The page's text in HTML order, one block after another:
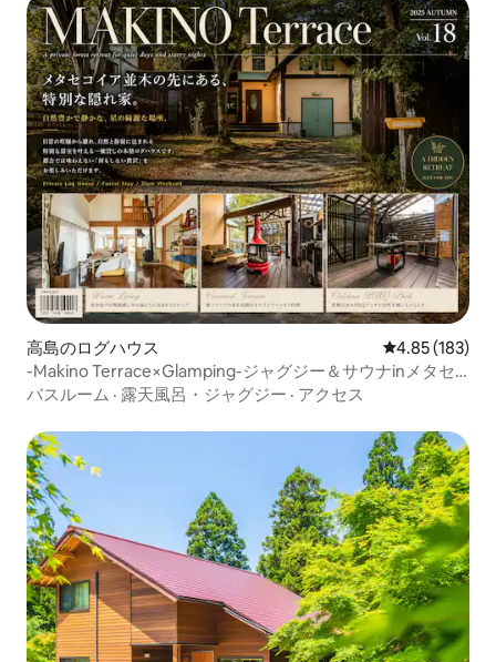
高島のログハウス レビュー183
4.85 (183)
-Makino Terrace×Glamping-ジャグジー＆サウナinメタセ
コイア並木
バスルーム · 露天風呂・ジャグジー · アクセス